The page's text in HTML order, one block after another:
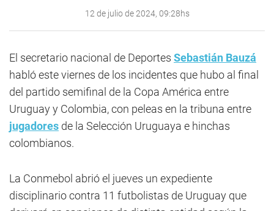
12 de julio de 2024, 09:28hs
El secretario nacional de Deportes Sebastián Bauzá
habló este viernes de los incidentes que hubo al final
del partido semifinal de la Copa América entre
Uruguay y Colombia, con peleas en la tribuna entre
jugadores de la Selección Uruguaya e hinchas
colombianos.
La Conmebol abrió el jueves un expediente
disciplinario contra 11 futbolistas de Uruguay que